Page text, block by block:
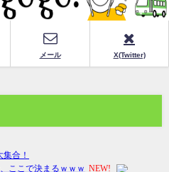
メール X(Twitter)